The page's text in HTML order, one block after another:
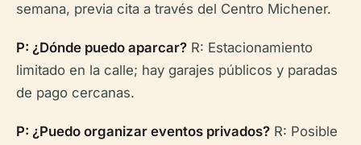
semana, previa cita a través del Centro Michener.
P: ¿Dónde puedo aparcar? R: Estacionamiento
limitado en la calle; hay garajes públicos y paradas
de pago cercanas.
P: ¿Puedo organizar eventos privados? R: Posible